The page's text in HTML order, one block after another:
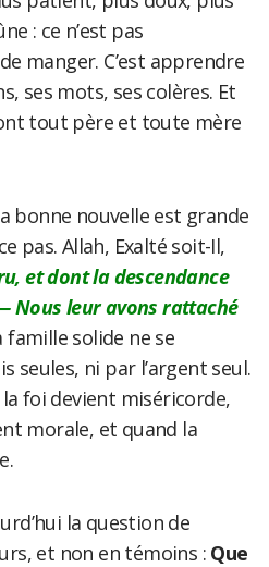
: ce n’est pas
manger. C’est apprendre
ses mots, ses colères. Et
tout père et toute mère
bonne nouvelle est grande
pas. Allah, Exalté soit-Il,
et dont la descendance
Nous leur avons rattaché
famille solide ne se
seules, ni par l’argent seul.
foi devient miséricorde,
morale, et quand la
la question de
et non en témoins : Que